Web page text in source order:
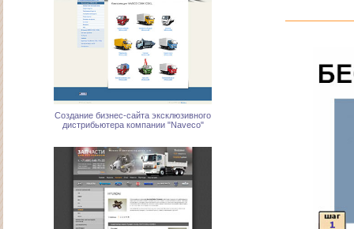
Создание бизнес-сайта эксклюзивного
дистрибьютера компании "Naveco"